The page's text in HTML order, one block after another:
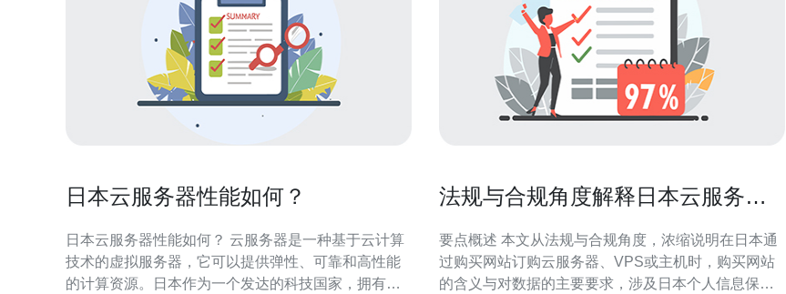
日本云服务器性能如何？
日本云服务器性能如何？ 云服务器是一种基于云计算
技术的虚拟服务器，它可以提供弹性、可靠和高性能
的计算资源。日本作为一个发达的科技国家，拥有先
法规与合规角度解释日本云服务器
要点概述 本文从法规与合规角度，浓缩说明在日本通
过购买网站订购云服务器、VPS或主机时，购买网站
的含义与对数据的主要要求，涉及日本个人信息保护